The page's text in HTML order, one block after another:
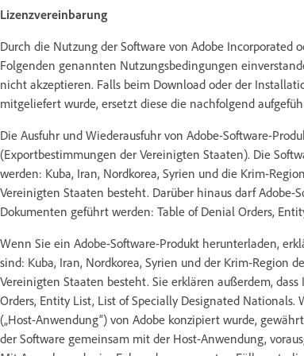
Lizenzvereinbarung
Durch die Nutzung der Software von Adobe Incorporated
Folgenden genannten Nutzungsbedingungen
nicht akzeptieren. Falls beim Download oder der
mitgeliefert wurde, ersetzt diese die nachfolgend
Die Ausfuhr und Wiederausfuhr von Adobe-Software-
(Exportbestimmungen der Vereinigten Staaten). Die
werden: Kuba, Iran, Nordkorea, Syrien und die Krim-
Vereinigten Staaten besteht. Darüber hinaus darf
Dokumenten geführt werden: Table of Denial Orders,
Wenn Sie ein Adobe-Software-Produkt herunterladen,
sind: Kuba, Iran, Nordkorea, Syrien und der Krim-Region
Vereinigten Staaten besteht. Sie erklären außerdem,
Orders, Entity List, List of Specially Designated
(„Host-Anwendung“) von Adobe konzipiert wurde,
der Software gemeinsam mit der Host-Anwendung,